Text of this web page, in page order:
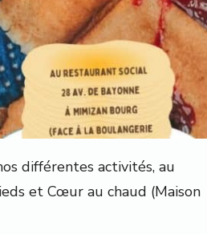
différentes activités, au
et Cœur au chaud (Maison